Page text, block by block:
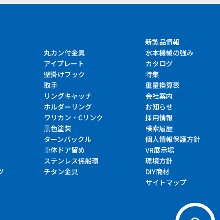
丸カン付金具
アイプレート
壁掛けフック
取手
リングキャッチ
ホルダーリング
ワリカン・Cリンク
黒色塗装
ターンバックル
車体ドア留め
ステンレス係船環
チタン金具
新製品情報
水本機械の強み
カタログ
特集
重量換算表
会社案内
お知らせ
採用情報
検索履歴
個人情報保護方針
VR展示場
環境方針
DIY商材
サイトマップ